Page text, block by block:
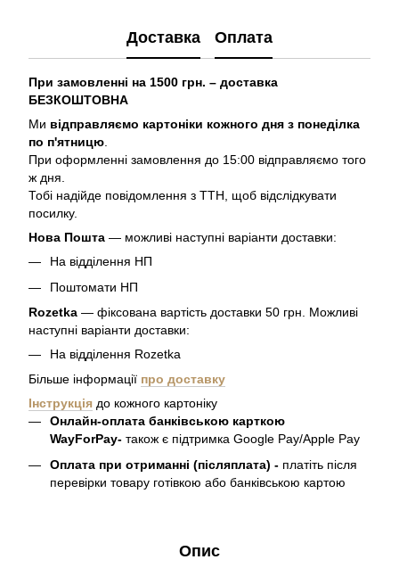
Доставка Оплата
При замовленні на 1500 грн. – доставка
БЕЗКОШТОВНА
Ми відправляємо картоніки кожного дня з понеділка
по п'ятницю
При оформленні замовлення до 15:00 відправляємо того
ж дня.
Тобі надійде повідомлення з ТТН, щоб відслідкувати
посилку.
Нова Пошта — можливі наступні варіанти доставки:
На відділення НП
Поштомати НП
Rozetka — фіксована вартість доставки 50 грн. Можливі
наступні варіанти доставки:
На відділення Rozetka
Більше інформації про доставку
Інструкція до кожного картоніку
Онлайн-оплата банківською карткою
WayForPay- також є підтримка Google Pay/Apple Pay
Оплата при отриманні (післяплата) - платіть після
перевірки товару готівкою або банківською картою
Опис